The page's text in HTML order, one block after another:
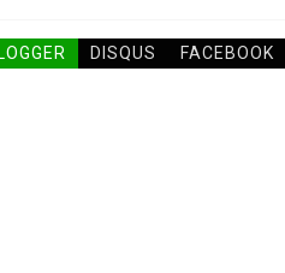
DISQUS FACEBOOK